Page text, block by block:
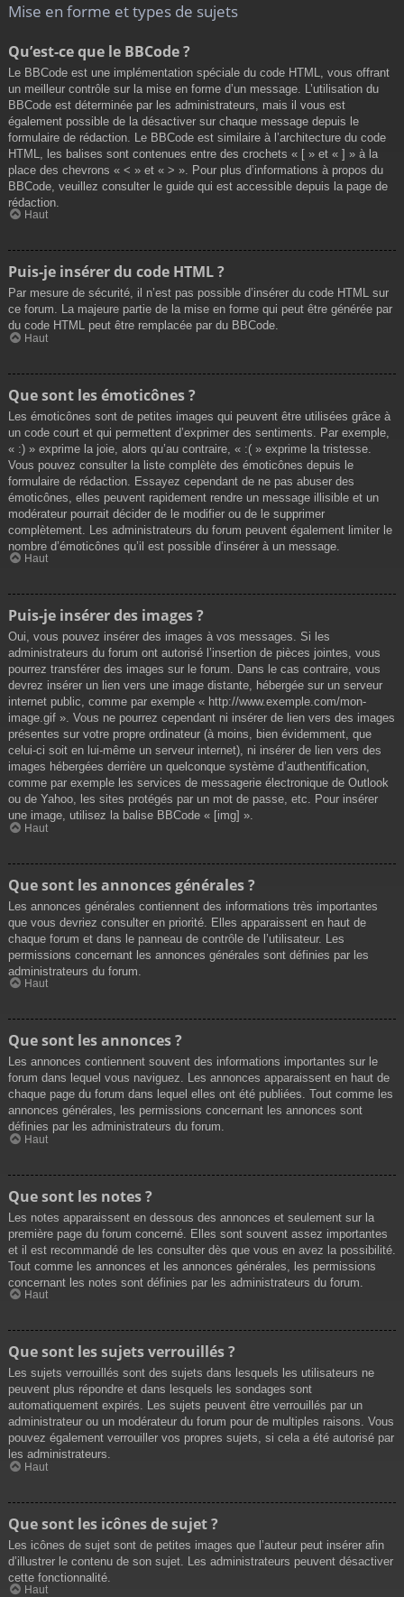
Mise en forme et types de sujets
Qu’est-ce que le BBCode ?
Le BBCode est une implémentation spéciale du code HTML, vous offrant
un meilleur contrôle sur la mise en forme d’un message. L’utilisation du
BBCode est déterminée par les administrateurs, mais il vous est
également possible de la désactiver sur chaque message depuis le
formulaire de rédaction. Le BBCode est similaire à l’architecture du code
HTML, les balises sont contenues entre des crochets « [ » et « ] » à la
place des chevrons « < » et « > ». Pour plus d’informations à propos du
BBCode, veuillez consulter le guide qui est accessible depuis la page de
rédaction.
Haut
Puis-je insérer du code HTML ?
Par mesure de sécurité, il n’est pas possible d’insérer du code HTML sur
ce forum. La majeure partie de la mise en forme qui peut être générée par
du code HTML peut être remplacée par du BBCode.
Haut
Que sont les émoticônes ?
Les émoticônes sont de petites images qui peuvent être utilisées grâce à
un code court et qui permettent d’exprimer des sentiments. Par exemple,
« :) » exprime la joie, alors qu’au contraire, « :( » exprime la tristesse.
Vous pouvez consulter la liste complète des émoticônes depuis le
formulaire de rédaction. Essayez cependant de ne pas abuser des
émoticônes, elles peuvent rapidement rendre un message illisible et un
modérateur pourrait décider de le modifier ou de le supprimer
complètement. Les administrateurs du forum peuvent également limiter le
nombre d’émoticônes qu’il est possible d’insérer à un message.
Haut
Puis-je insérer des images ?
Oui, vous pouvez insérer des images à vos messages. Si les
administrateurs du forum ont autorisé l’insertion de pièces jointes, vous
pourrez transférer des images sur le forum. Dans le cas contraire, vous
devrez insérer un lien vers une image distante, hébergée sur un serveur
internet public, comme par exemple « http://www.exemple.com/mon-
image.gif ». Vous ne pourrez cependant ni insérer de lien vers des images
présentes sur votre propre ordinateur (à moins, bien évidemment, que
celui-ci soit en lui-même un serveur internet), ni insérer de lien vers des
images hébergées derrière un quelconque système d’authentification,
comme par exemple les services de messagerie électronique de Outlook
ou de Yahoo, les sites protégés par un mot de passe, etc. Pour insérer
une image, utilisez la balise BBCode « [img] ».
Haut
Que sont les annonces générales ?
Les annonces générales contiennent des informations très importantes
que vous devriez consulter en priorité. Elles apparaissent en haut de
chaque forum et dans le panneau de contrôle de l’utilisateur. Les
permissions concernant les annonces générales sont définies par les
administrateurs du forum.
Haut
Que sont les annonces ?
Les annonces contiennent souvent des informations importantes sur le
forum dans lequel vous naviguez. Les annonces apparaissent en haut de
chaque page du forum dans lequel elles ont été publiées. Tout comme les
annonces générales, les permissions concernant les annonces sont
définies par les administrateurs du forum.
Haut
Que sont les notes ?
Les notes apparaissent en dessous des annonces et seulement sur la
première page du forum concerné. Elles sont souvent assez importantes
et il est recommandé de les consulter dès que vous en avez la possibilité.
Tout comme les annonces et les annonces générales, les permissions
concernant les notes sont définies par les administrateurs du forum.
Haut
Que sont les sujets verrouillés ?
Les sujets verrouillés sont des sujets dans lesquels les utilisateurs ne
peuvent plus répondre et dans lesquels les sondages sont
automatiquement expirés. Les sujets peuvent être verrouillés par un
administrateur ou un modérateur du forum pour de multiples raisons. Vous
pouvez également verrouiller vos propres sujets, si cela a été autorisé par
les administrateurs.
Haut
Que sont les icônes de sujet ?
Les icônes de sujet sont de petites images que l’auteur peut insérer afin
d’illustrer le contenu de son sujet. Les administrateurs peuvent désactiver
cette fonctionnalité.
Haut